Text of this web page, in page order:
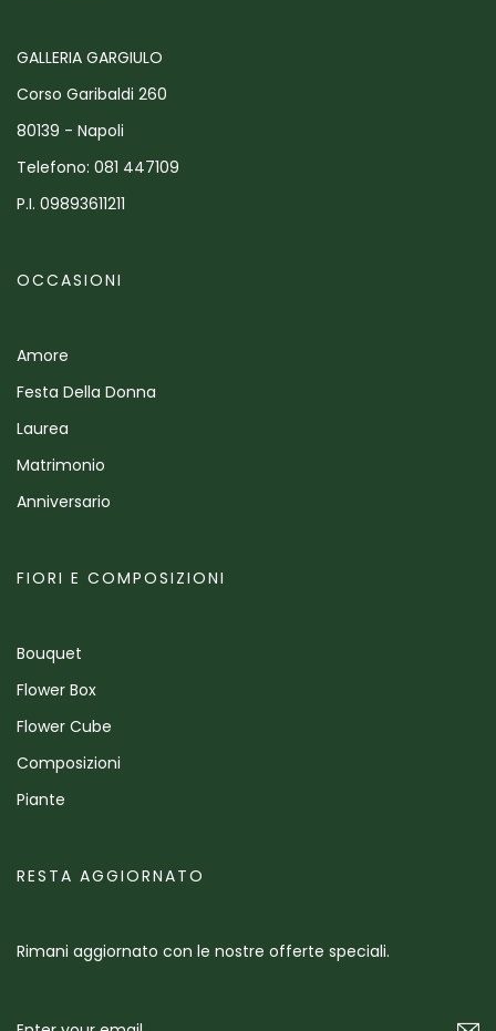
GALLERIA GARGIULO
Corso Garibaldi 260
80139 - Napoli
Telefono: 081 447109
P.I. 09893611211
OCCASIONI
Amore
Festa Della Donna
Laurea
Matrimonio
Anniversario
FIORI E COMPOSIZIONI
Bouquet
Flower Box
Flower Cube
Composizioni
Piante
RESTA AGGIORNATO
Rimani aggiornato con le nostre offerte speciali.